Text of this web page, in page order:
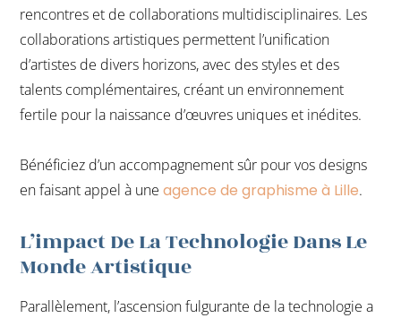
rencontres et de collaborations multidisciplinaires. Les
collaborations artistiques permettent l’unification
d’artistes de divers horizons, avec des styles et des
talents complémentaires, créant un environnement
fertile pour la naissance d’œuvres uniques et inédites.
Bénéficiez d’un accompagnement sûr pour vos designs
en faisant appel à uneagence de graphisme à Lille.
L’impact De La Technologie Dans Le
Monde Artistique
Parallèlement, l’ascension fulgurante de la technologie a